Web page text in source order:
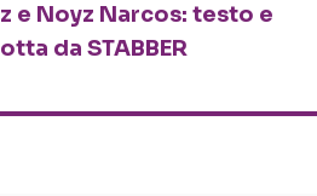
e Noyz Narcos: testo e
da STABBER